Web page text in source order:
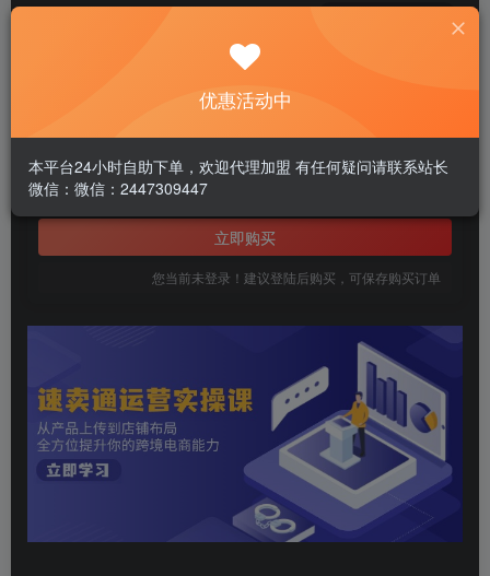
0 115 74
此内容为付费阅读，请付费后查看
￥1.99
黄金会员免费
立即购买
您当前未登录！建议登陆后购买，可保存购买订单
优惠活动中
本平台24小时自助下单，欢迎代理加盟 有任何疑问请联系站长
微信：微信：2447309447